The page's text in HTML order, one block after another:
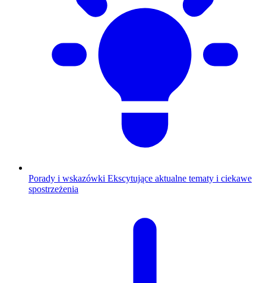
Porady i wskazówki Ekscytujące aktualne tematy i ciekawe
spostrzeżenia